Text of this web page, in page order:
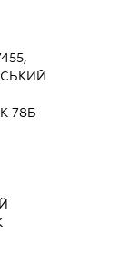
78Б